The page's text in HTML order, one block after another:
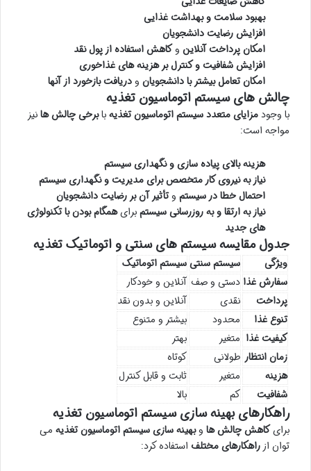
بهبود سلامت و بهداشت غذایی
افزایش رضایت دانشجویان
امکان پرداخت آنلاین وکاهش استفاده از پول نقد
افزایش شفافیت و کنترل بر هزینه های غذاخوری
امکان تعامل بیشتر با دانشجویان ودریافت بازخورد از آنها
چالش های سیستم اتوماسیون تغذیه
با وجودمزایای متعددسیستم اتوماسیون تغذیهبابرخی چالش هانیز
مواجه است:
هزینه بالای پیاده سازی و نگهداری سیستم
نیاز به نیروی کار متخصص برای مدیریت و نگهداری سیستم
احتمال خطا در سیستم وتأثیر آن بر رضایت دانشجویان
نیاز به ارتقا و به روزرسانی سیستمبرایهمگام بودن با تکنولوژی
های جدید
جدول مقایسه سیستم های سنتی و اتوماتیک تغذیه
ویژگی سیستم سنتیسیستم اتوماتیک
سفارش غذا دستی و صف آنلاین و خودکار
پرداخت
نقدی
آنلاین و بدون نقد
تنوع غذا
محدود
بیشتر و متنوع
کیفیت غذا متغیر
بهتر
زمان انتظار طولانی
کوتاه
هزینه
متغیر
ثابت و قابل کنترل
شفافیت
کم بالا
راهکارهای بهینه سازی سیستم اتوماسیون تغذیه
برایکاهش چالش ها وبهینه سازی سیستم اتوماسیون تغذیه می
توان از راهکارهای مختلف استفاده کرد: